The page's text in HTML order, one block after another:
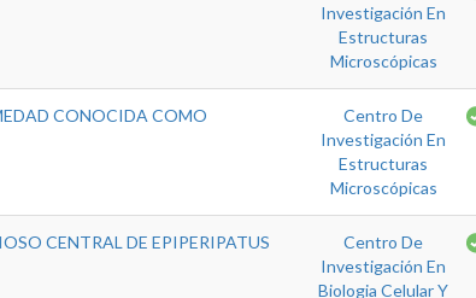
Investigación En
Estructuras
Microscópicas
CONOCIDA COMO
Centro De
Investigación En
Estructuras
Microscópicas
CENTRAL DE EPIPERIPATUS
Centro De
Investigación En
Biologia Celular Y